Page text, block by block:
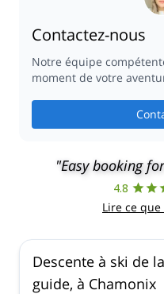
Contactez-nous
Notre équipe
moment de votre
"Easy booking
4.8
Lire ce
Descente à ski de
guide, à Chamonix